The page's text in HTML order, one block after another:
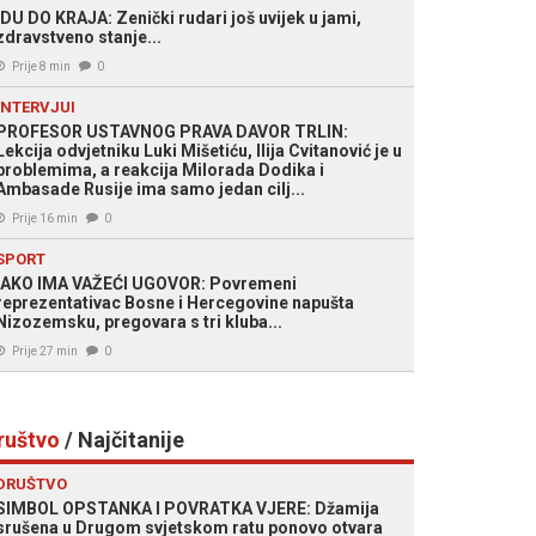
DO KRAJA: Zenički rudari još uvijek u jami,
stanje...
Prije 8 min 0
USTAVNOG PRAVA DAVOR TRLIN:
odvjetniku Luki Mišetiću, Ilija Cvitanović je u
a reakcija Milorada Dodika i
Rusije ima samo jedan cilj...
Prije 16 min 0
IMA VAŽEĆI UGOVOR: Povremeni
Bosne i Hercegovine napušta
pregovara s tri kluba...
Prije 27 min 0
/ Najčitanije
OPSTANKA I POVRATKA VJERE: Džamija
u Drugom svjetskom ratu ponovo otvara